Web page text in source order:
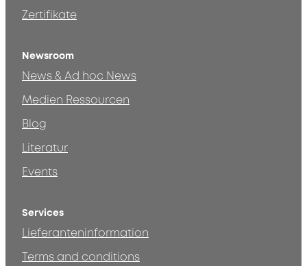
Zertifikate
Newsroom
News & Ad hoc News
Medien Ressourcen
Blog
Literatur
Events
Services
Lieferanteninformation
Terms and conditions